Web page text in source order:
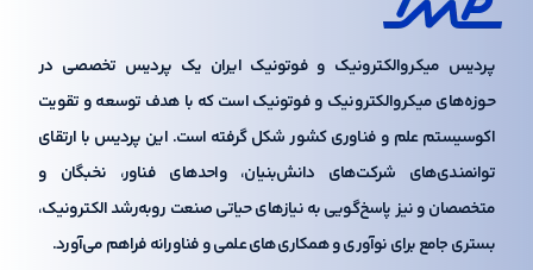
پردیس میکروالکترونیک و فوتونیک ایران یک پردیس تخصصی در
حوزه‌های میکروالکترونیک و فوتونیک است که با هدف توسعه و تقویت
اکوسیستم علم و فناوری کشور شکل گرفته است. این پردیس با ارتقای
توانمندی‌های شرکت‌های دانش‌بنیان، واحدهای فناور، نخبگان و
متخصصان و نیز پاسخ‌گویی به نیازهای حیاتی صنعت رو‌به‌رشد الکترونیک،
بستری جامع برای نوآوری و همکاری‌های علمی و فناورانه فراهم می‌آورد.